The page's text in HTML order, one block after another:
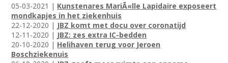
05-03-2021 | Kunstenares MariÃ«lle Lapidaire exposeert
mondkapjes in het ziekenhuis
22-12-2020 | JBZ komt met docu over coronatijd
12-11-2020 | JBZ: zes extra IC-bedden
20-10-2020 | Helihaven terug voor Jeroen
Boschziekenuis